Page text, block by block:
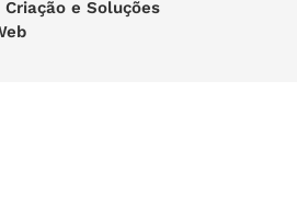
Criação e Soluções